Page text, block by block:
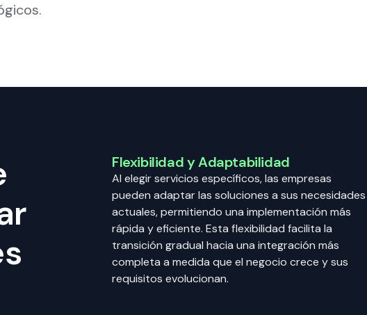
Flexibilidad y Adaptabilidad
Al elegir servicios específicos, las empresas
pueden adaptar las soluciones a sus necesidades
actuales, permitiendo una implementación más
rápida y eficiente. Esta flexibilidad facilita la
transición gradual hacia una integración más
completa a medida que el negocio crece y sus
requisitos evolucionan.